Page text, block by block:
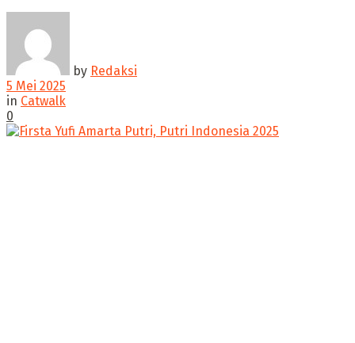
by Redaksi
5 Mei 2025
in Catwalk
0